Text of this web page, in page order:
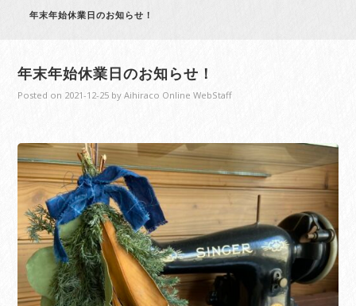
年末年始休業日のお知らせ！
年末年始休業日のお知らせ！
Posted on 2021-12-25 byAihiraco Online WebStaff